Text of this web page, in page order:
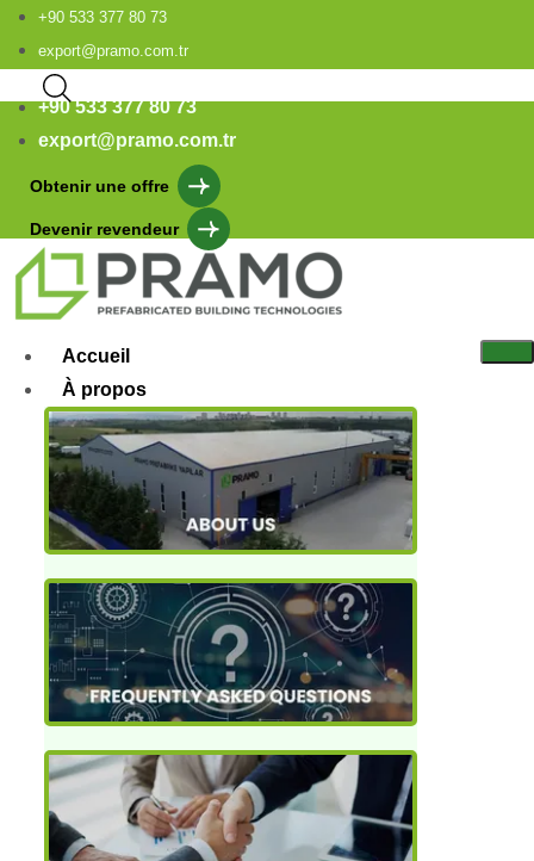
+90 533 377 80 73
export@pramo.com.tr
+90 533 377 80 73
export@pramo.com.tr
Obtenir une offre
Devenir revendeur
Accueil
À propos